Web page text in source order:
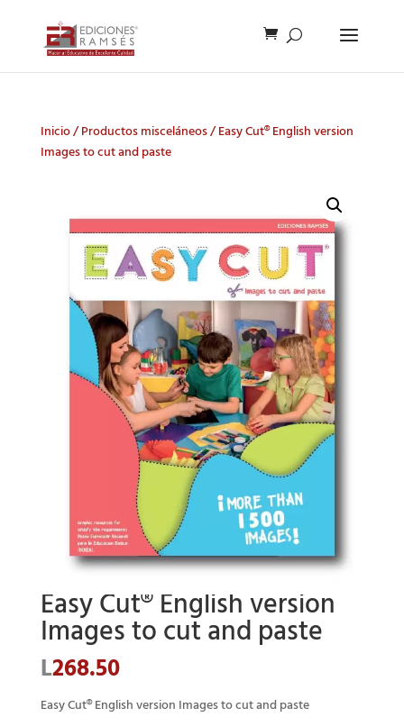
Inicio/Productos misceláneos/ Easy Cut® English version
Images to cut and paste
Easy Cut® English version
Images to cut and paste
L268.50
Easy Cut® English version Images to cut and paste